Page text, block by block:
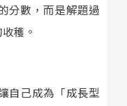
分數，而是解題過
穫。
自己成為「成長型